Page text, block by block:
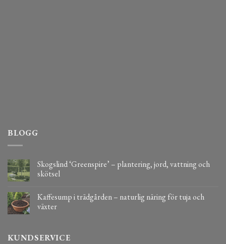
BLOGG
Skogslind ‘Greenspire’ – plantering, jord, vattning och
skötsel
Kaffesump i trädgården – naturlig näring för tuja och
växter
KUNDSERVICE